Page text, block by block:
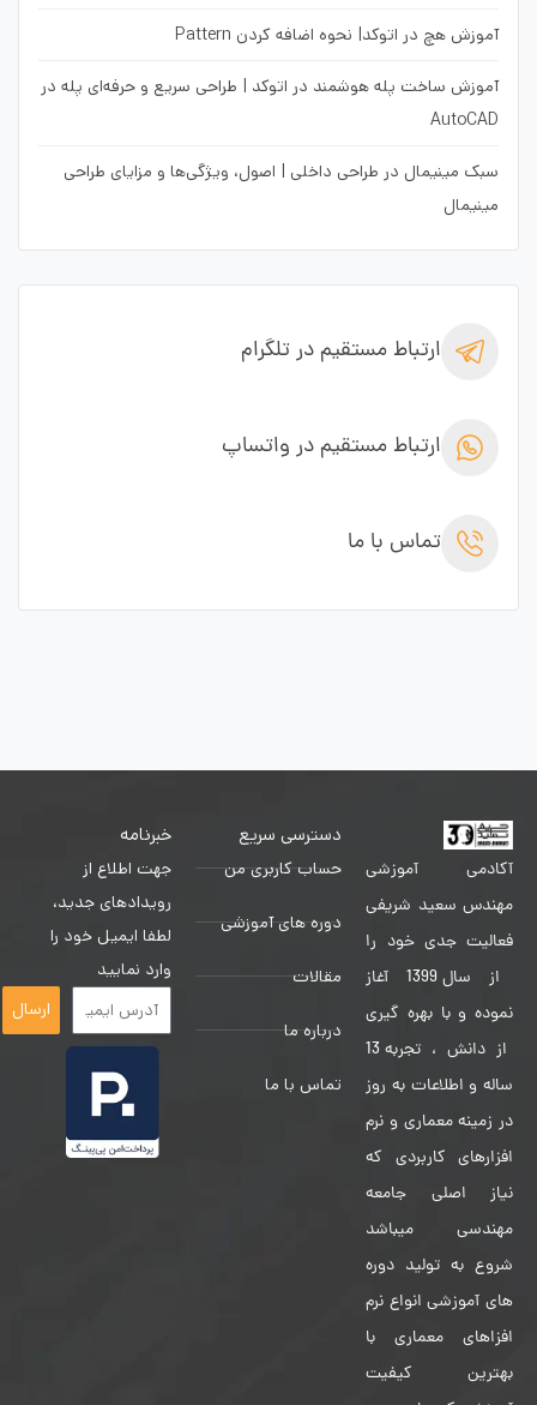
آموزش هچ در اتوکد| نحوه اضافه کردن Pattern
آموزش ساخت پله هوشمند در اتوکد | طراحی سریع و حرفه‌ای پله در
AutoCAD
سبک مینیمال در طراحی داخلی | اصول، ویژگی‌ها و مزایای طراحی
مینیمال
ارتباط مستقیم در تلگرام
ارتباط مستقیم در واتساپ
تماس با ما
آکادمی آموزشی
مهندس سعید شریفی
فعالیت جدی خود را
از سال 1399 آغاز
نموده و با بهره گیری
از دانش ، تجربه 13
ساله و اطلاعات به روز
در زمینه معماری و نرم
افزارهای کاربردی که
نیاز اصلی جامعه
مهندسی میباشد
شروع به تولید دوره
های آموزشی انواع نرم
افزاهای معماری با
بهترین کیفیت
دسترسی سریع
حساب کاربری من
دوره های آموزشی
مقالات
درباره ما
تماس با ما
خبرنامه
جهت اطلاع از
رویدادهای جدید،
لطفا ایمیل خود را
وارد نمایید
ارسال